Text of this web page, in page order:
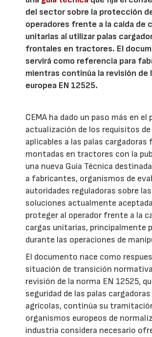
del sector sobre la protección
operadores frente a la caída de
unitarias al utilizar palas
frontales en tractores. El
servirá como referencia para
mientras continúa la revisión de
europea EN 12525.
CEMA ha dado un paso más en el
actualización de los requisitos de
aplicables a las palas
montadas en tractores con la
una nueva Guía Técnica
a fabricantes, organismos de
autoridades reguladoras sobre las
soluciones actualmente
proteger al operador frente a la
cargas unitarias, principalmente
durante las operaciones de
El documento nace como
situación de transición
revisión de la norma EN 12525,
seguridad de las palas
agrícolas, continúa su
organismos europeos de
industria considera necesario